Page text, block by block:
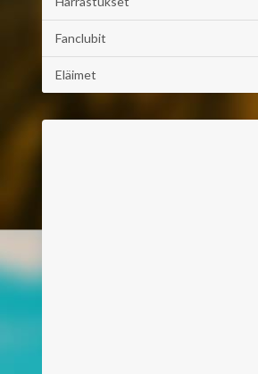
Fanclubit
Eläimet